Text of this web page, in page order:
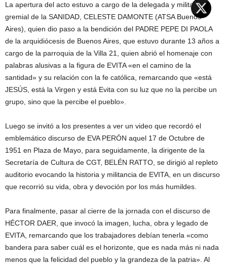
La apertura del acto estuvo a cargo de la delegada y militante
gremial de la SANIDAD, CELESTE DAMONTE (ATSA Buenos
Aires), quien dio paso a la bendición del PADRE PEPE DI PAOLA
de la arquidiócesis de Buenos Aires, que estuvo durante 13 años a
cargo de la parroquia de la Villa 21, quien abrió el homenaje con
palabras alusivas a la figura de EVITA «en el camino de la
santidad» y su relación con la fe católica, remarcando que «está
JESÚS, está la Virgen y está Evita con su luz que no la percibe un
grupo, sino que la percibe el pueblo».
Luego se invitó a los presentes a ver un video que recordó el
emblemático discurso de EVA PERÓN aquel 17 de Octubre de
1951 en Plaza de Mayo, para seguidamente, la dirigente de la
Secretaría de Cultura de CGT, BELÉN RATTO, se dirigió al repleto
auditorio evocando la historia y militancia de EVITA, en un discurso
que recorrió su vida, obra y devoción por los más humildes.
Para finalmente, pasar al cierre de la jornada con el discurso de
HÉCTOR DAER, que invocó la imagen, lucha, obra y legado de
EVITA, remarcando que los trabajadores debían tenerla «como
bandera para saber cuál es el horizonte, que es nada más ni nada
menos que la felicidad del pueblo y la grandeza de la patria». Al